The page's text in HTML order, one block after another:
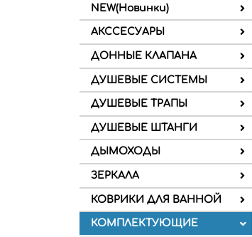
NEW(Новинки)
АКССЕСУАРЫ
ДОННЫЕ КЛАПАНА
ДУШЕВЫЕ СИСТЕМЫ
ДУШЕВЫЕ ТРАПЫ
ДУШЕВЫЕ ШТАНГИ
ДЫМОХОДЫ
ЗЕРКАЛА
КОВРИКИ ДЛЯ ВАННОЙ
КОМПЛЕКТУЮЩИЕ